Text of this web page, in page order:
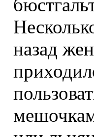
назад